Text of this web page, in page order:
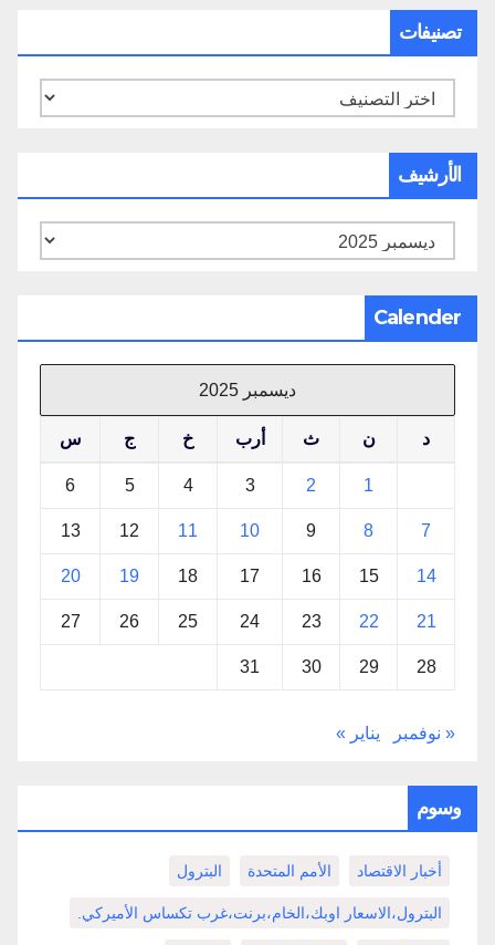
تصنيفات
تصنيفات
الأرشيف
الأرشيف
Calender
ديسمبر 2025
د ن ث أرب خ ج س
1
2
3
4
5
6
7
8
9
10
11
12
13
14
15
16
17
18
19
20
21
22
23
24
25
26
27
28
29
30
31
« نوفمبر يناير »
وسوم
أخبار الاقتصاد الأمم المتحدة البترول
البترول،الاسعار اوبك،الخام،برنت،غرب تكساس الأميركي.